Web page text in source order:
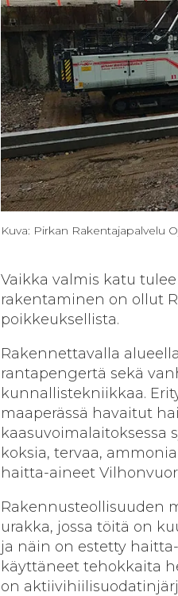
Kuva: Pirkan Rakentajapalvelu
Vaikka valmis katu
rakentaminen on ollut
poikkeuksellista.
Rakennettavalla
rantapengertä sekä
kunnallistekniikkaa.
maaperässä havaitut
kaasuvoimalaitoksessa
koksia, tervaa,
haitta-aineet
Rakennusteollisuuden
urakka, jossa töitä on
ja näin on estetty
käyttäneet tehokkaita
on